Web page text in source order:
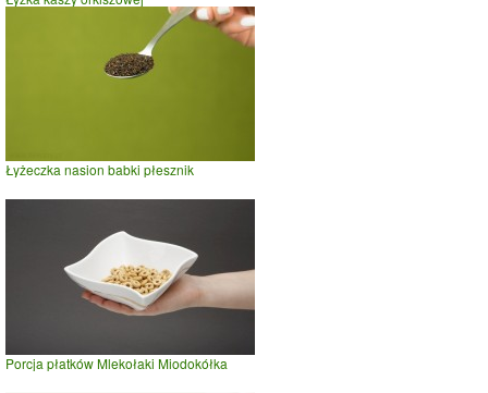
Łyżeczka nasion babki płesznik
Porcja płatków Mlekołaki Miodokółka